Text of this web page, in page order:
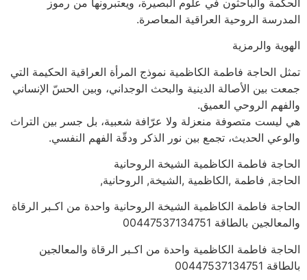
المدرسة الروحية العراقية المعاصرة.
الهوية والرمزية
تمثل الحاجة فاطمة الكاظمية نموذج المرأة العراقية الحكيمة التي
جمعت بين الأصالة الدينية والبحث الوجداني، وبين الحسّ الإنساني
والفهم الروحي العميق.
هي ليست متصوفة منعزلة ولا عرّافة شعبية، بل جسر بين التراث
والوعي الحديث، تجمع بين نور الذكر ودقّة الفهم النفسي.
الحاجة فاطمة الكاظمية الشيخة الروحانية
الحاجة, فاطمة ,الكاظمية ,الشيخة, الروحانية,
الحاجة فاطمة الكاظمية الشيخة الروحانية واحدة من اكـبر الرقاة
والمعالجين بالطاقة 00447537134751
الحاجة فاطمة الكاظمية واحدة من اكـبر الرقاة والمعالجين
بالطاقة 00447537134751